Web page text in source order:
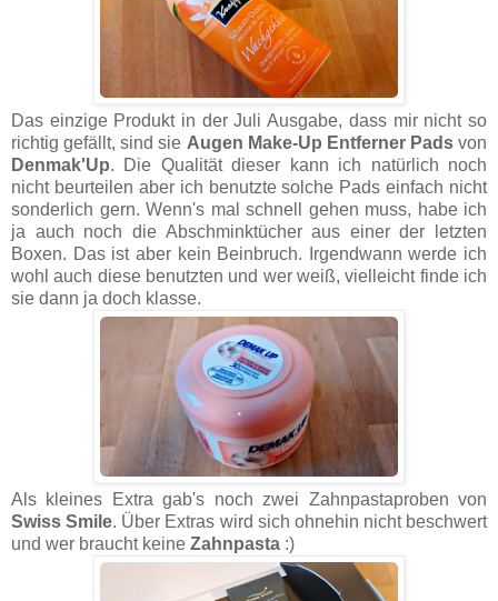
Das einzige Produkt in der Juli Ausgabe, dass mir nicht so
richtig gefällt, sind sie Augen Make-Up Entferner Padsvon
Denmak'Up. Die Qualität dieser kann ich natürlich noch
nicht beurteilen aber ich benutzte solche Pads einfach nicht
sonderlich gern. Wenn's mal schnell gehen muss, habe ich
ja auch noch die Abschminktücher aus einer der letzten
Boxen. Das ist aber kein Beinbruch. Irgendwann werde ich
wohl auch diese benutzten und wer weiß, vielleicht finde ich
sie dann ja doch klasse.
Als kleines Extra gab's noch zwei Zahnpastaproben von
Swiss Smile. Über Extras wird sich ohnehin nicht beschwert
und wer braucht keine Zahnpasta :)